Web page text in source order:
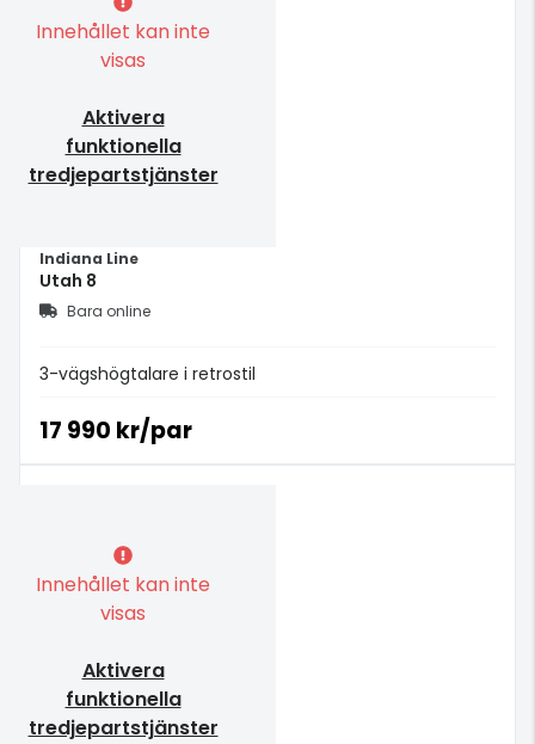
Innehållet kan inte
visas
Aktivera
funktionella
tredjepartstjänster
Indiana Line
Utah 8
Bara online
3-vägshögtalare i retrostil
17 990 kr/par
Innehållet kan inte
visas
Aktivera
funktionella
tredjepartstjänster